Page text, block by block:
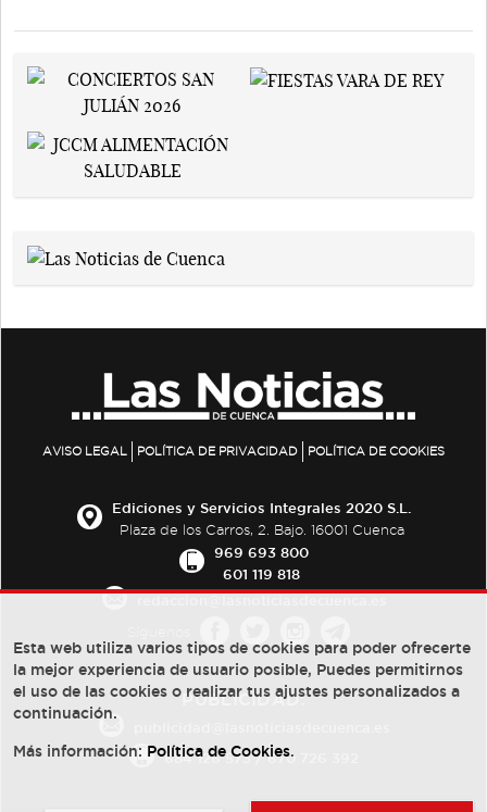
AVISO LEGAL POLÍTICA DE PRIVACIDAD POLÍTICA DE COOKIES
Ediciones y Servicios Integrales 2020 S.L.
Plaza de los Carros, 2. Bajo. 16001 Cuenca
969 693 800
601 119 818
PUBLICIDAD:
684 126 573/670 726 392
Esta web utiliza varios tipos de cookies para poder ofrecerte
la mejor experiencia de usuario posible, Puedes permitirnos
el uso de las cookies o realizar tus ajustes personalizados a
continuación.
Más información: Política de Cookies.